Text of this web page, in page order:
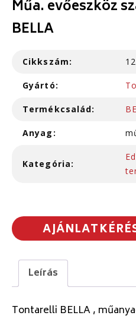
Műa. evőeszköz
BELLA
Cikkszám:
Gyártó:
Termékcsalád:
Anyag:
Kategória:
Leírás
Tontarelli BELLA ,